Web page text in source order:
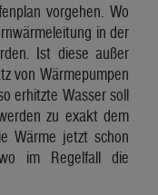
vorgehen. Wo
in der
Ist diese außer
von Wärmepumpen
erhitzte Wasser soll
zu exakt dem
Wärme jetzt schon
im Regelfall die